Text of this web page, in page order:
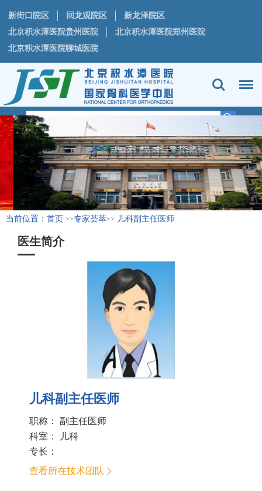
新街口院区 回龙观院区
新龙泽院区
北京积水潭医院贵州医院
北京积水潭医院郑州医院
北京积水潭医院聊城医院
当前位置： 首页 >>专家荟萃>> 儿科副主任医师
医生简介
儿科副主任医师
职称： 副主任医师
科室：
儿科
专长：
查看所在技术团队